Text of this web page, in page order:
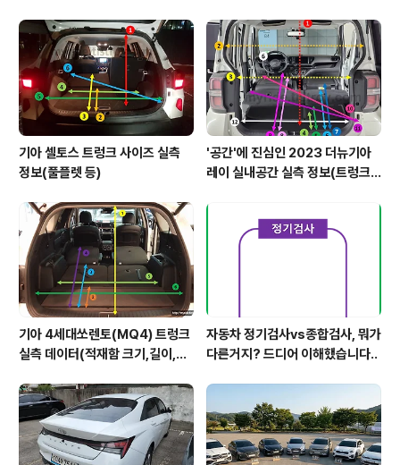
기아 셀토스 트렁크 사이즈 실측
정보(풀플렛 등)
'공간'에 진심인 2023 더뉴기아
레이 실내공간 실측 정보(트렁크,
기아 4세대쏘렌토(MQ4) 트렁크
실측 데이터(적재함 크기,길이,높
자동차 정기검사vs종합검사, 뭐가
다른거지? 드디어 이해했습니다..